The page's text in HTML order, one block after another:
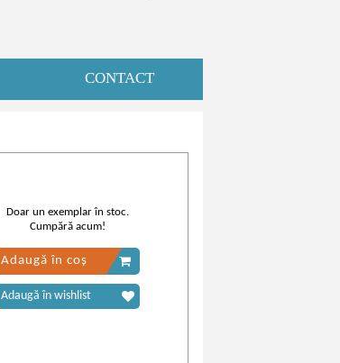
CONTACT
Doar un exemplar în stoc.
Cumpără acum!
Adaugă în coș
Adaugă în wishlist